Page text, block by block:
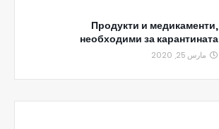
Продукти и медикаменти,
необходими за карантината
مارس 25, 2020